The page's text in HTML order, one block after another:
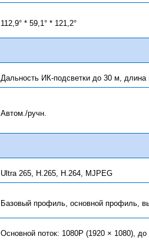
112,9° * 59,1° * 121,2°
Дальность ИК-подсветки до 30 м,
Автом./ручн.
Ultra 265, H.265, H.264, MJPEG
Базовый профиль, основной профиль,
Основной поток: 1080P (1920 × 1080),